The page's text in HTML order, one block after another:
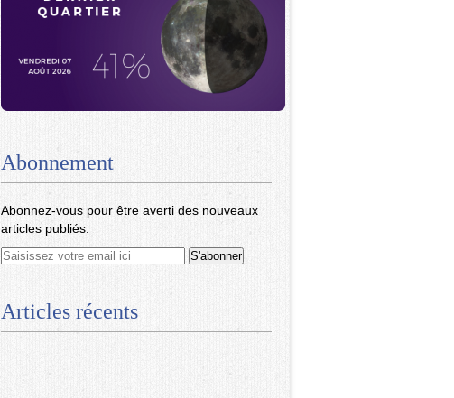
Abonnement
Abonnez-vous pour être averti des nouveaux
articles publiés.
Articles récents